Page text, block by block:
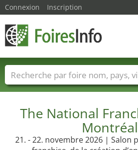
The National
Montréal
21. - 22. novembre 2026 | Salon
Connexion Inscription
Foire noms Pays Villes